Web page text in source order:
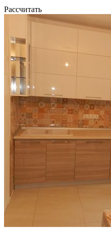
Рассчитать